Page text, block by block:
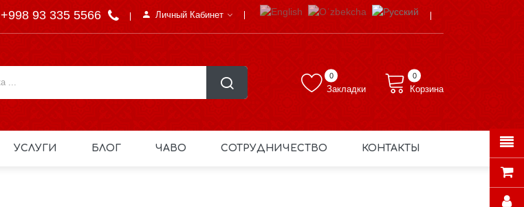
+998 93 335 5566 Личный Кабинет
Закладки
0 0
Корзина
УСЛУГИ БЛОГ ЧАВО СОТРУДНИЧЕСТВО КОНТАКТЫ